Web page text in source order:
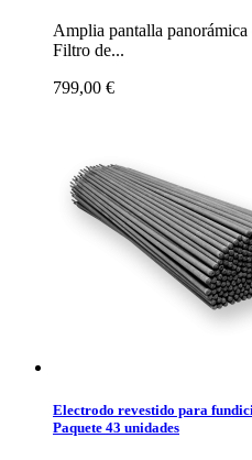
Amplia pantalla
Filtro de...
799,00 €
Electrodo revestido para
Paquete 43 unidades